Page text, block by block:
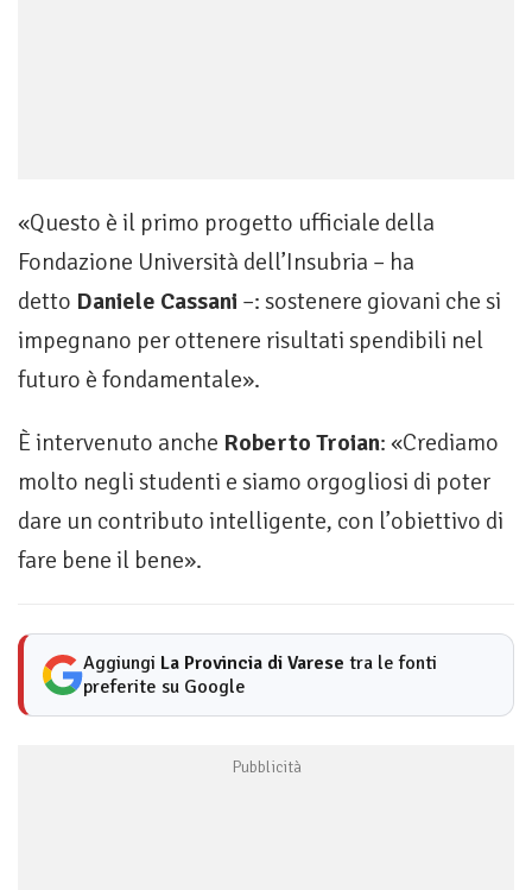
«Questo è il primo progetto ufficiale della
Fondazione Università dell’Insubria – ha
detto Daniele Cassani –: sostenere giovani che si
impegnano per ottenere risultati spendibili nel
futuro è fondamentale».
È intervenuto anche Roberto Troian: «Crediamo
molto negli studenti e siamo orgogliosi di poter
dare un contributo intelligente, con l’obiettivo di
fare bene il bene».
Aggiungi La Provincia di Varese tra le fonti
preferite su Google